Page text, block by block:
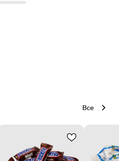
Все